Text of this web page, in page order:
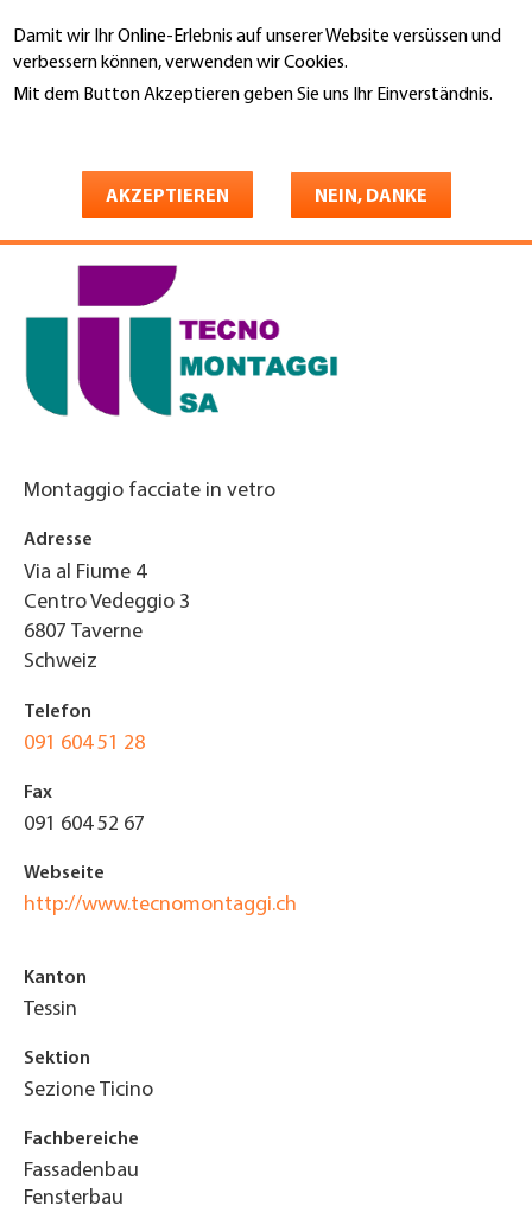
Damit wir Ihr Online-Erlebnis auf unserer Website versüssen und
verbessern können, verwenden wir Cookies.
Mit dem Button Akzeptieren geben Sie uns Ihr Einverständnis.
AKZEPTIEREN NEIN, DANKE
zum
Inhalt
TECNO MONTAGGI SA
Montaggio facciate in vetro
Adresse
Via al Fiume 4
Centro Vedeggio 3
6807 Taverne
Schweiz
Telefon
091 604 51 28
Fax
091 604 52 67
Webseite
http://www.tecnomontaggi.ch
Kanton
Tessin
Sektion
Sezione Ticino
Fachbereiche
Fassadenbau
Fensterbau